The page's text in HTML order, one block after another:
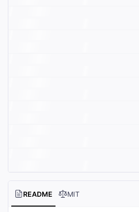
README MIT